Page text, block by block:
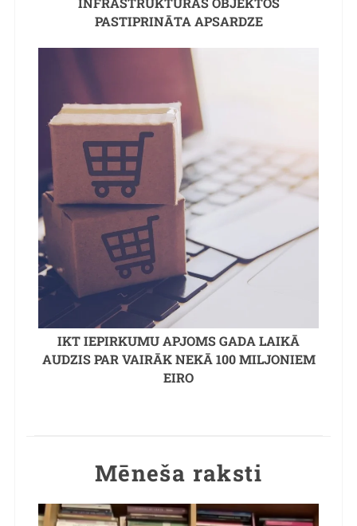
PASTIPRINĀTA APSARDZE
IKT IEPIRKUMU APJOMS GADA LAIKĀ
AUDZIS PAR VAIRĀK NEKĀ 100 MILJONIEM
EIRO
Mēneša raksti